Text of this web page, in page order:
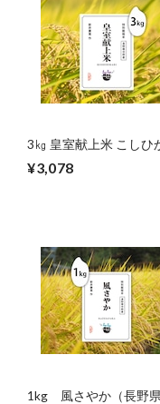
3㎏ 皇室献上米 こしひ
¥3,078
1kg 風さやか（長野